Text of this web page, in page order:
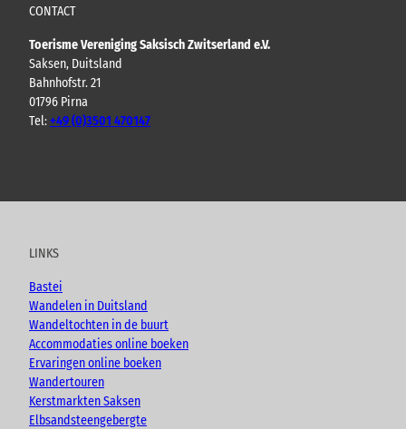
CONTACT
Toerisme Vereniging Saksisch Zwitserland e.V.
Saksen, Duitsland
Bahnhofstr. 21
01796 Pirna
Tel:+49 (0)3501 470147
u
b
e
c
o
k
s
a
m
o
LINKS
Bastei
Wandelen in Duitsland
Wandeltochten in de buurt
Accommodaties online boeken
Ervaringen online boeken
Wandertouren
Kerstmarkten Saksen
Elbsandsteengebergte